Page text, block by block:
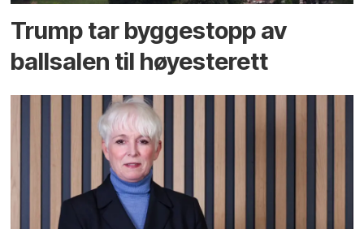
Trump tar byggestopp av
ballsalen til høyesterett